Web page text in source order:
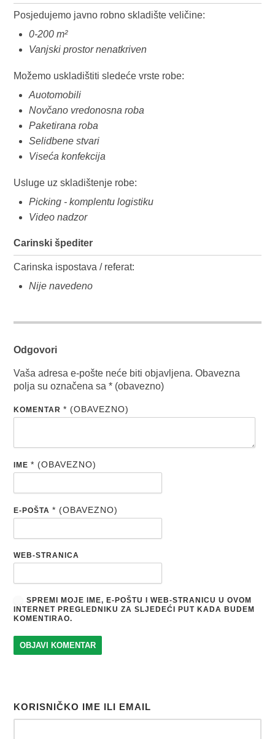
Posjedujemo javno robno skladište veličine:
0-200 m²
Vanjski prostor nenatkriven
Možemo uskladištiti sledeće vrste robe:
Auotomobili
Novčano vredonosna roba
Paketirana roba
Selidbene stvari
Viseća konfekcija
Usluge uz skladištenje robe:
Picking - komplentu logistiku
Video nadzor
Carinski špediter
Carinska ispostava / referat:
Nije navedeno
Odgovori
Vaša adresa e-pošte neće biti objavljena. Obavezna
polja su označena sa* (obavezno)
KOMENTAR* (OBAVEZNO)
IME* (OBAVEZNO)
E-POŠTA* (OBAVEZNO)
WEB-STRANICA
SPREMI MOJE IME, E-POŠTU I WEB-STRANICU U OVOM
INTERNET PREGLEDNIKU ZA SLJEDEĆI PUT KADA BUDEM
KOMENTIRAO.
KORISNIČKO IME ILI EMAIL